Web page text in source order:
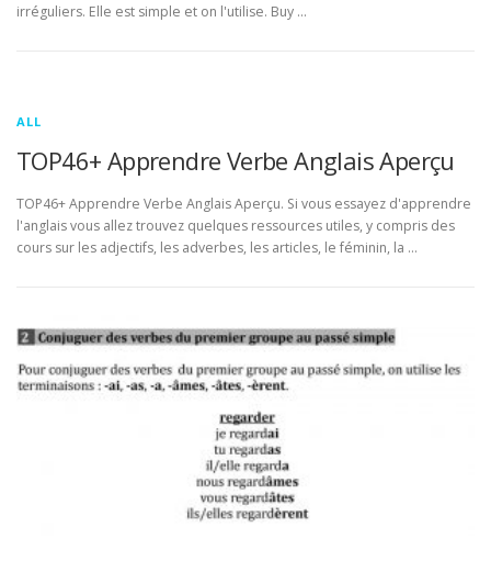
irréguliers. Elle est simple et on l'utilise. Buy …
ALL
TOP46+ Apprendre Verbe Anglais Aperçu
TOP46+ Apprendre Verbe Anglais Aperçu. Si vous essayez d'apprendre
l'anglais vous allez trouvez quelques ressources utiles, y compris des
cours sur les adjectifs, les adverbes, les articles, le féminin, la …